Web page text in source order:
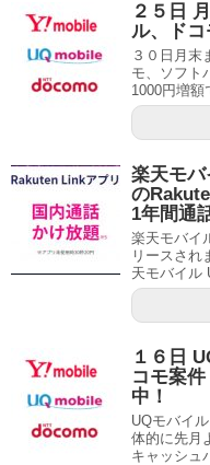
２５日
ル、ドコ
３０日月末
モ、ソフト
1000円増
楽天モ
の
1年間通
楽天モバイ
リースされ
天モバイル
１６日
コモ案
中！
UQモバイ
体的に先月
キャッシュ